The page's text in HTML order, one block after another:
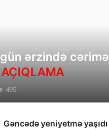
ərzində cərimə
AÇIQLAMA
495
Gəncədə yeniyetmə yaşıdı